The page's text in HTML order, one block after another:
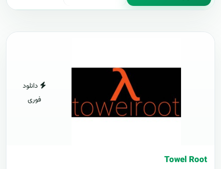
دانلود
فوری
Towel Root